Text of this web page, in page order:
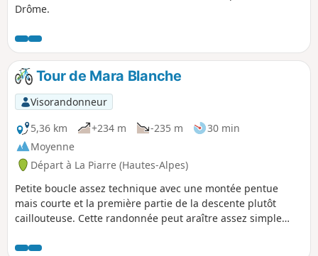
Drôme.
Tour de Mara Blanche
Visorandonneur
5,36 km
+234 m -235 m
30 min
Moyenne
Départ à La Piarre (Hautes-Alpes)
Petite boucle assez technique avec une montée pentue
mais courte et la première partie de la descente plutôt
caillouteuse. Cette randonnée peut araître assez simple
donc avoir pratiqué le VTT depuis un minimum de temps.